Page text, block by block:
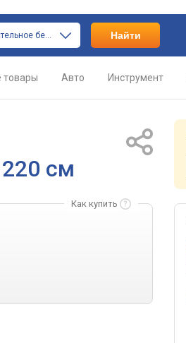
только постельное белье Найти
товары Авто Инструмент
см
Как купить